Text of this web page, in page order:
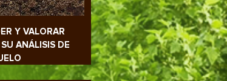
Y VALORAR
ANÁLISIS DE